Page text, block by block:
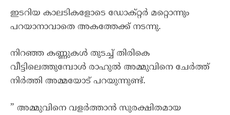
ഇടറിയ കാലടികളോടെ ഡോക്റ്റർ മറ്റൊന്നും
പറയാനാവാതെ അകത്തേക്ക് നടന്നു.
നിറഞ്ഞ കണ്ണുകൾ തുടച്ച് തിരികെ
വീട്ടിലെത്തുമ്പോൾ രാഹുൽ അമ്മുവിനെ ചേർത്ത്
നിർത്തി അമ്മയോട് പറയുന്നുണ്ട്.
” അമ്മുവിനെ വളർത്താൻ സുരക്ഷിതമായ